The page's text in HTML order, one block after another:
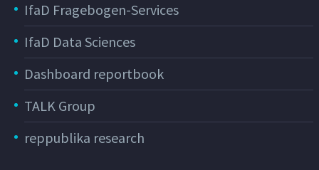
IfaD Fragebogen-Services
IfaD Data Sciences
Dashboard reportbook
TALK Group
reppublika research